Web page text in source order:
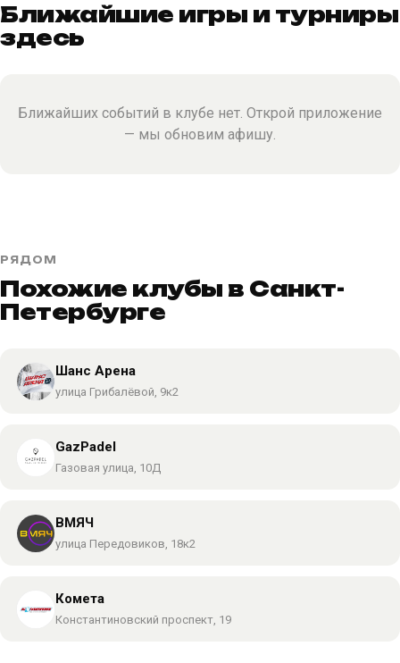
Ближайшие игры и турниры
здесь
Ближайших событий в клубе нет. Открой приложение
— мы обновим афишу.
РЯДОМ
Похожие клубы в Санкт-
Петербурге
Шанс Арена
улица Грибалёвой, 9к2
GazPadel
Газовая улица, 10Д
ВМЯЧ
улица Передовиков, 18к2
Комета
Константиновский проспект, 19